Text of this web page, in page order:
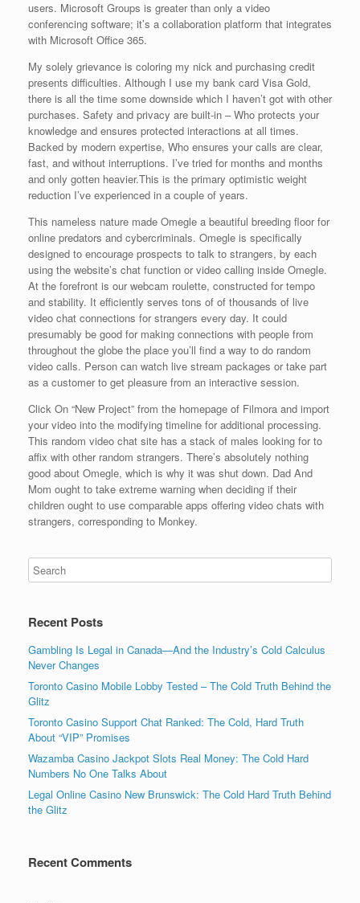
users. Microsoft Groups is greater than only a video
conferencing software; it’s a collaboration platform that integrates
with Microsoft Office 365.
My solely grievance is coloring my nick and purchasing credit
presents difficulties. Although I use my bank card Visa Gold,
there is all the time some downside which I haven’t got with other
purchases. Safety and privacy are built-in – Who protects your
knowledge and ensures protected interactions at all times.
Backed by modern expertise, Who ensures your calls are clear,
fast, and without interruptions. I’ve tried for months and months
and only gotten heavier.This is the primary optimistic weight
reduction I’ve experienced in a couple of years.
This nameless nature made Omegle a beautiful breeding floor for
online predators and cybercriminals. Omegle is specifically
designed to encourage prospects to talk to strangers, by each
using the website’s chat function or video calling inside Omegle.
At the forefront is our webcam roulette, constructed for tempo
and stability. It efficiently serves tons of of thousands of live
video chat connections for strangers every day. It could
presumably be good for making connections with people from
throughout the globe the place you’ll find a way to do random
video calls. Person can watch live stream packages or take part
as a customer to get pleasure from an interactive session.
Click On “New Project” from the homepage of Filmora and import
your video into the modifying timeline for additional processing.
This random video chat site has a stack of males looking for to
affix with other random strangers. There’s absolutely nothing
good about Omegle, which is why it was shut down. Dad And
Mom ought to take extreme warning when deciding if their
children ought to use comparable apps offering video chats with
strangers, corresponding to Monkey.
Recent Posts
Gambling Is Legal in Canada—And the Industry’s Cold Calculus
Never Changes
Toronto Casino Mobile Lobby Tested – The Cold Truth Behind the
Glitz
Toronto Casino Support Chat Ranked: The Cold, Hard Truth
About “VIP” Promises
Wazamba Casino Jackpot Slots Real Money: The Cold Hard
Numbers No One Talks About
Legal Online Casino New Brunswick: The Cold Hard Truth Behind
the Glitz
Recent Comments